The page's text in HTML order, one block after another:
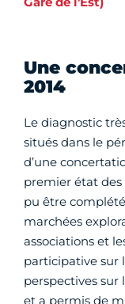
Une
2014
Le diagnostic
situés dans le
d’une
premier état des
pu être
marchées
associations et
participative sur
perspectives sur
et a permis de